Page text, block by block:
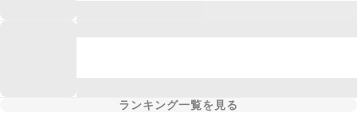
ランキング一覧を見る